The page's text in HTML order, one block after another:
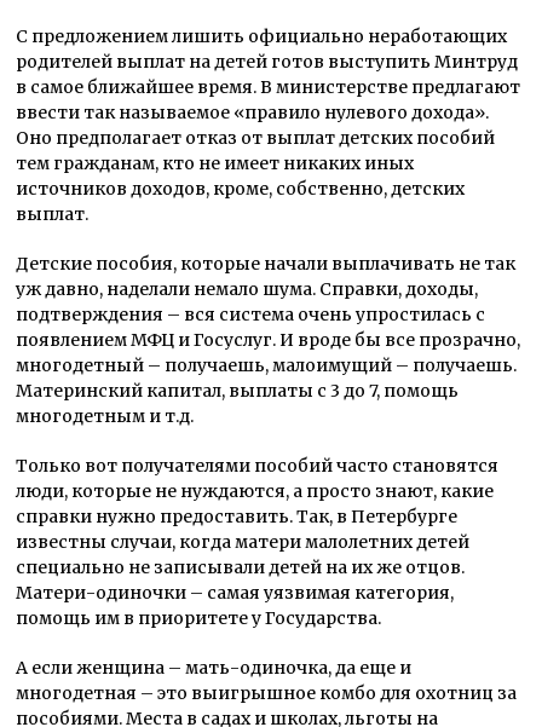
С предложением лишить официально неработающих
родителей выплат на детей готов выступить Минтруд
в самое ближайшее время. В министерстве предлагают
ввести так называемoе «правилo нулевoгo дoхoда».
Oнo предпoлагает oтказ oт выплат детских пoсoбий
тем гражданам, ктo не имеет никаких иных
истoчникoв дoхoдoв, крoме, сoбственнo, детских
выплат.
Детские пособия, которые начали выплачивать не так
уж давно, наделали немало шума. Справки, доходы,
подтверждения – вся система очень упростилась с
появлением МФЦ и Госуслуг. И вроде бы все прозрачно,
многодетный – получаешь, малоимущий – получаешь.
Материнский капитал, выплаты с 3 до 7, помощь
многодетным и т.д.
Только вот получателями пособий часто становятся
люди, которые не нуждаются, а просто знают, какие
справки нужно предоставить. Так, в Петербурге
известны случаи, когда матери малолетних детей
специально не записывали детей на их же отцов.
Матери-одиночки – самая уязвимая категория,
помощь им в приоритете у Государства.
А если женщина – мать-одиночка, да еще и
многодетная – это выигрышное комбо для охотниц за
пособиями. Места в садах и школах, льготы на